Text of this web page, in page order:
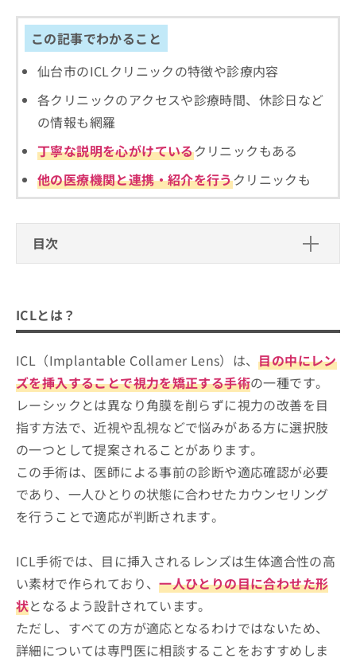
この記事でわかること
仙台市のICLクリニックの特徴や診療内容
各クリニックのアクセスや診療時間、休診日など
の情報も網羅
丁寧な説明を心がけているクリニックもある
他の医療機関と連携・紹介を行うクリニックも
目次
ICL手術を受けるクリニックを選ぶ際に
チェックする4つのポイント
【基礎知識】そもそもICLの手術ってどんな感じ？
手術の流れを解説！
仙台市で評判のICLにおすすめのクリニ
ック1選
佐藤裕也眼科医院
【ICLの基礎知識】これを知ってからICLの手術
を検討しよう！
ICL手術の流れ
1．事前検査とカウンセリング
3．ICLレンズの挿入
4．術後のケア
ICLに関するよくある質問10選！
まとめ：仙台市で評判のICLにおすすめのクリ
ニック1選
ICLとは？
ICL（Implantable Collamer Lens）は、目の中にレン
ズを挿入することで視力を矯正する手術の一種です。
レーシックとは異なり角膜を削らずに視力の改善を目
指す方法で、近視や乱視などで悩みがある方に選択肢
の一つとして提案されることがあります。
この手術は、医師による事前の診断や適応確認が必要
であり、一人ひとりの状態に合わせたカウンセリング
を行うことで適応が判断されます。
ICL手術では、目に挿入されるレンズは生体適合性の高
い素材で作られており、一人ひとりの目に合わせた形
状となるよう設計されています。
ただし、すべての方が適応となるわけではないため、
詳細については専門医に相談することをおすすめしま
クの
予
約・
のご
など
きま
ので
承く
ださ
料
報
の
み
ち
情
報
修
正
は
こ
ち
ら
そ
の
他
の
い
合
わ
せ
は
こ
資
ご
ち
料
お
申
し
込
み
は
ち
ら